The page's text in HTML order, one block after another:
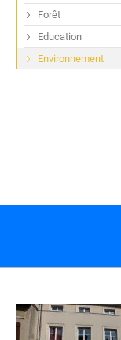
Forêt
Education
Environnement